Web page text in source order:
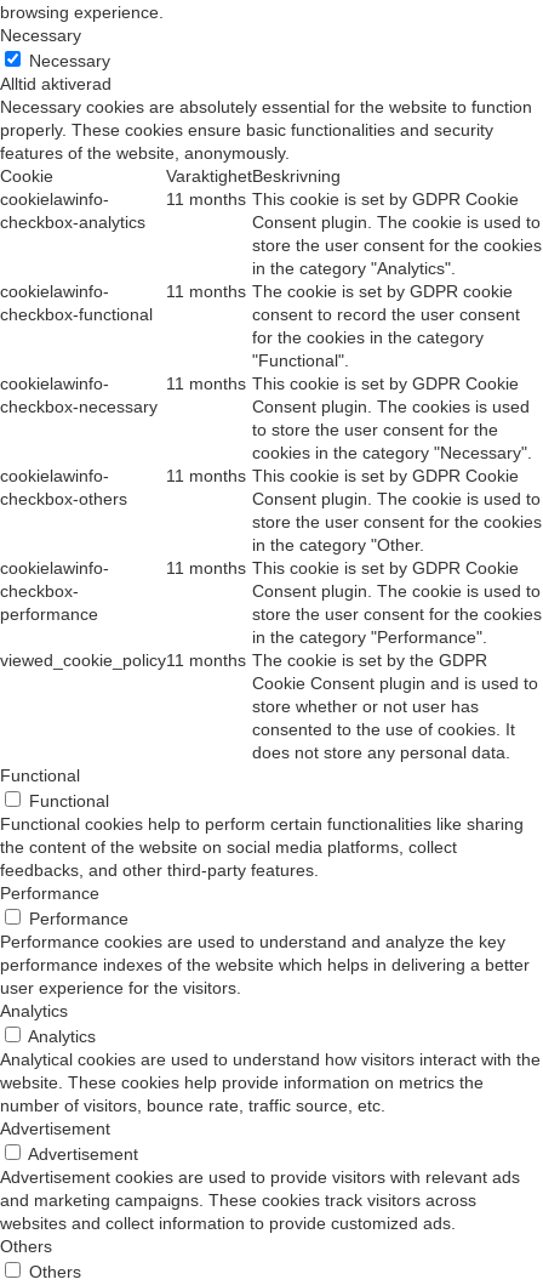
browsing experience.
Necessary
Necessary
Alltid aktiverad
Necessary cookies are absolutely essential for the website to function
properly. These cookies ensure basic functionalities and security
features of the website, anonymously.
Cookie
VaraktighetBeskrivning
cookielawinfo-
checkbox-analytics
11 months This cookie is set by GDPR Cookie
Consent plugin. The cookie is used to
store the user consent for the cookies
in the category "Analytics".
cookielawinfo-
checkbox-functional
11 months The cookie is set by GDPR cookie
consent to record the user consent
for the cookies in the category
"Functional".
cookielawinfo-
checkbox-necessary
11 months This cookie is set by GDPR Cookie
Consent plugin. The cookies is used
to store the user consent for the
cookies in the category "Necessary".
cookielawinfo-
checkbox-others
11 months This cookie is set by GDPR Cookie
Consent plugin. The cookie is used to
store the user consent for the cookies
in the category "Other.
cookielawinfo-
checkbox-
performance
11 months This cookie is set by GDPR Cookie
Consent plugin. The cookie is used to
store the user consent for the cookies
in the category "Performance".
viewed_cookie_policy11 months The cookie is set by the GDPR
Cookie Consent plugin and is used to
store whether or not user has
consented to the use of cookies. It
does not store any personal data.
Functional
Functional
Functional cookies help to perform certain functionalities like sharing
the content of the website on social media platforms, collect
feedbacks, and other third-party features.
Performance
Performance
Performance cookies are used to understand and analyze the key
performance indexes of the website which helps in delivering a better
user experience for the visitors.
Analytics
Analytics
Analytical cookies are used to understand how visitors interact with the
website. These cookies help provide information on metrics the
number of visitors, bounce rate, traffic source, etc.
Advertisement
Advertisement
Advertisement cookies are used to provide visitors with relevant ads
and marketing campaigns. These cookies track visitors across
websites and collect information to provide customized ads.
Others
Others